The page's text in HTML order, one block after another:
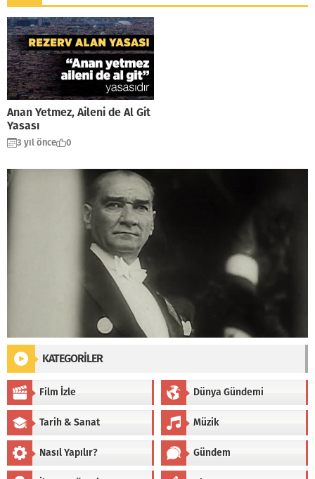
Anan Yetmez, Aileni de Al Git
Yasası
3 yıl önce 0
KATEGORİLER
Film İzle Dünya Gündemi
Tarih & Sanat Müzik
Nasıl Yapılır? Gündem